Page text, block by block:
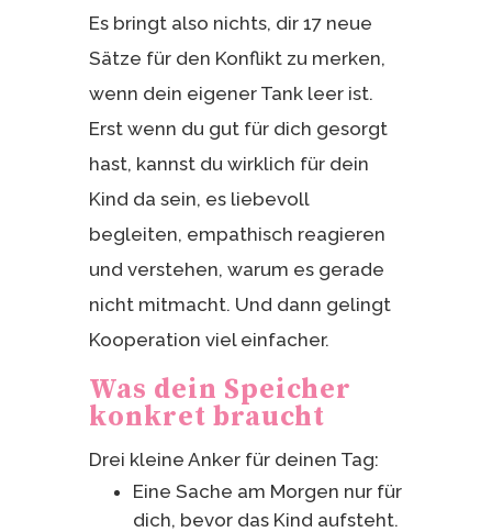
Es bringt also nichts, dir 17 neue
Sätze für den Konflikt zu merken,
wenn dein eigener Tank leer ist.
Erst wenn du gut für dich gesorgt
hast, kannst du wirklich für dein
Kind da sein, es liebevoll
begleiten, empathisch reagieren
und verstehen, warum es gerade
nicht mitmacht. Und dann gelingt
Kooperation viel einfacher.
Was dein Speicher
konkret braucht
Drei kleine Anker für deinen Tag:
Eine Sache am Morgen nur für
dich, bevor das Kind aufsteht.